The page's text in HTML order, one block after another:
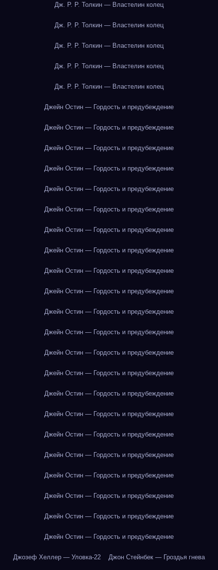
Дж. Р. Р. Толкин — Властелин колец
Дж. Р. Р. Толкин — Властелин колец
Дж. Р. Р. Толкин — Властелин колец
Дж. Р. Р. Толкин — Властелин колец
Дж. Р. Р. Толкин — Властелин колец
Джейн Остин — Гордость и предубеждение
Джейн Остин — Гордость и предубеждение
Джейн Остин — Гордость и предубеждение
Джейн Остин — Гордость и предубеждение
Джейн Остин — Гордость и предубеждение
Джейн Остин — Гордость и предубеждение
Джейн Остин — Гордость и предубеждение
Джейн Остин — Гордость и предубеждение
Джейн Остин — Гордость и предубеждение
Джейн Остин — Гордость и предубеждение
Джейн Остин — Гордость и предубеждение
Джейн Остин — Гордость и предубеждение
Джейн Остин — Гордость и предубеждение
Джейн Остин — Гордость и предубеждение
Джейн Остин — Гордость и предубеждение
Джейн Остин — Гордость и предубеждение
Джейн Остин — Гордость и предубеждение
Джейн Остин — Гордость и предубеждение
Джейн Остин — Гордость и предубеждение
Джейн Остин — Гордость и предубеждение
Джейн Остин — Гордость и предубеждение
Джейн Остин — Гордость и предубеждение
Джозеф Хеллер — Уловка-22 Джон Стейнбек — Гроздья гнева